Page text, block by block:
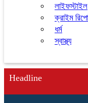
লাইফস্টাইল
ক্রাইম
ধর্ম
স্বাস্থ্য
Headline